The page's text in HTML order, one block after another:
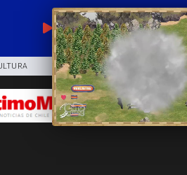
EN VIVO
COMUNIDAD DEPORTES